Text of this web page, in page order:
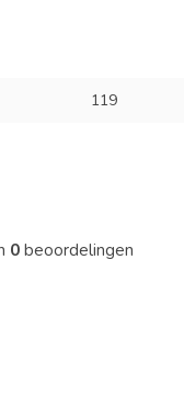
119
0beoordelingen